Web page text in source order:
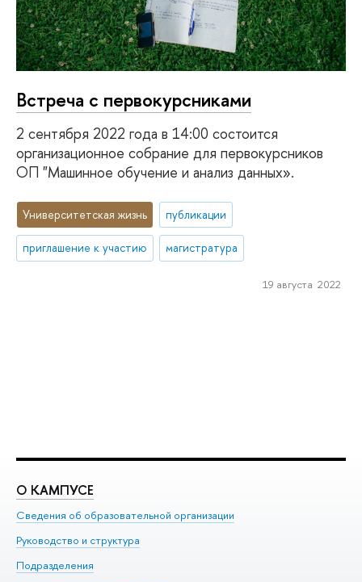
Встреча с первокурсниками
2 сентября 2022 года в 14:00 состоится
организационное собрание для первокурсников
ОП "Машинное обучение и анализ данных».
Университетская жизнь публикации
приглашение к участию магистратура
19 августа 2022
О КАМПУСЕ
Сведения об образовательной организации
Руководство и структура
Подразделения